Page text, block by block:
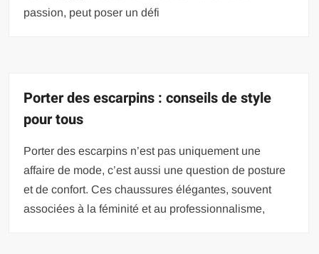
passion, peut poser un défi
Porter des escarpins : conseils de style
pour tous
Porter des escarpins n’est pas uniquement une
affaire de mode, c’est aussi une question de posture
et de confort. Ces chaussures élégantes, souvent
associées à la féminité et au professionnalisme,